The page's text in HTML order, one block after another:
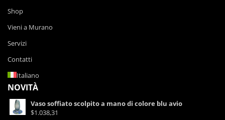
Shop
Vieni a Murano
Servizi
Contatti
Italiano
NOVITÀ
Vaso soffiato scolpito a mano di colore blu avio
$1.038,31